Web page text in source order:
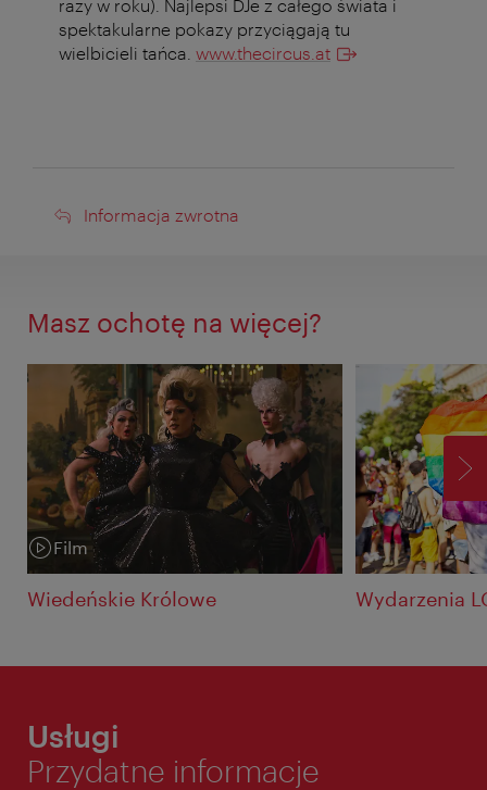
razy w roku). Najlepsi DJe z całego świata i
spektakularne pokazy przyciągają tu
wielbicieli tańca. www.thecircus.at
Informacja
Informacja zwrotna
Masz ochotę na więcej?
Kategoria:
Film
Wiedeńskie Królowe Wydarzenia
Usługi
Przydatne informacje